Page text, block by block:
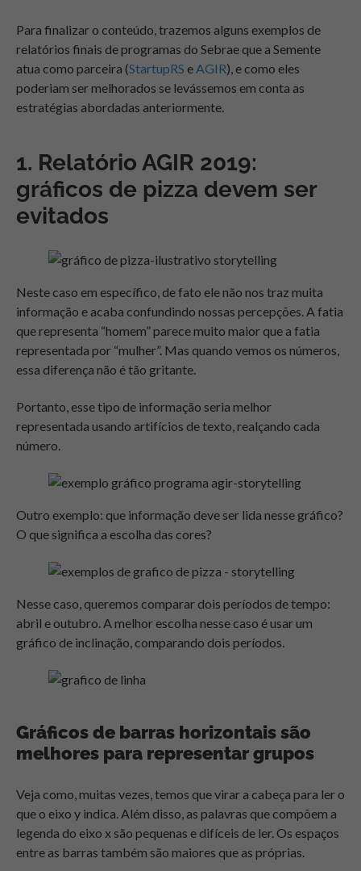
Para finalizar o conteúdo,trazemos alguns exemplos de
relatórios finais de programas do Sebrae que a Semente
atua como parceira (StartupRS e AGIR), e como eles
poderiam ser melhorados se levássemos em conta as
estratégias abordadas anteriormente.
1. Relatório AGIR 2019:
gráficos de pizza devem ser
evitados
Neste caso em específico, de fato ele não nos traz muita
informação e acaba confundindo nossas percepções. A fatia
que representa “homem” parece muito maior que a fatia
representada por “mulher”. Mas quando vemos os números,
essa diferença não é tão gritante.
Portanto, esse tipo de informação seria melhor
representada usando artifícios de texto, realçando cada
número.
Outro exemplo: que informação deve ser lida nesse gráfico?
O que significa a escolha das cores?
Nesse caso, queremos comparar dois períodos de tempo:
abril e outubro. A melhor escolha nesse caso é usar um
gráfico de inclinação, comparando dois períodos.
Gráficos de barras horizontais são
melhores para representar grupos
Veja como, muitas vezes, temos que virar a cabeça para ler o
que o eixo y indica. Além disso, as palavras que compõem a
legenda do eixo x são pequenas e difíceis de ler. Os espaços
entre as barras também são maiores que as próprias.